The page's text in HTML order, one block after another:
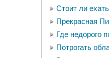
Стоит ли
Прекрасная
Где недорого
Потрогать